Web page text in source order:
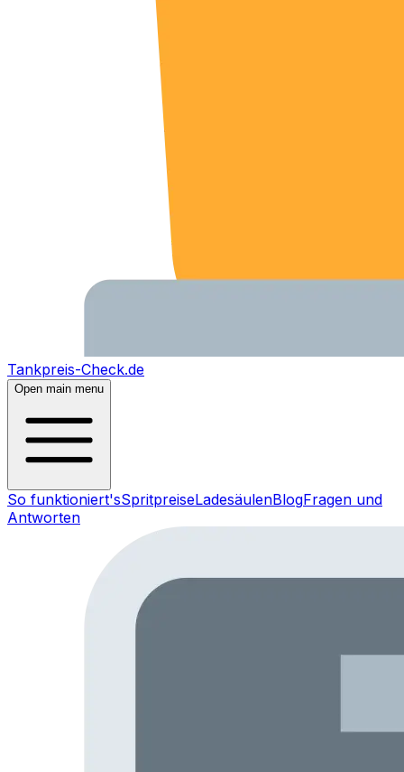
Tankpreis-Check.de
Open main menu
So funktioniert'sSpritpreiseLadesäulenBlogFragen und
Antworten